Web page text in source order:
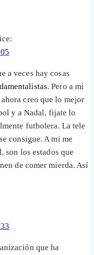
a veces hay cosas
. Pero a mi
creo que lo mejor
y a Nadal, fijate lo
futbolera. La tele
consigue. A mi me
son los estados que
de comer mierda. Así
que ha